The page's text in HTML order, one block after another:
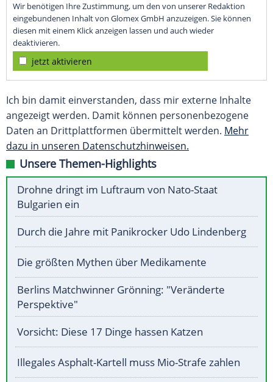
Wir benötigen Ihre Zustimmung, um den von unserer Redaktion
eingebundenen Inhalt von Glomex GmbH anzuzeigen. Sie können
diesen mit einem Klick anzeigen lassen und auch wieder
deaktivieren.
jetzt aktivieren
Ich bin damit einverstanden, dass mir externe Inhalte
angezeigt werden. Damit können personenbezogene
Daten an Drittplattformen übermittelt werden. Mehr
dazu in unseren Datenschutzhinweisen.
Unsere Themen-Highlights
Drohne dringt im Luftraum von Nato-Staat
Bulgarien ein
Durch die Jahre mit Panikrocker Udo Lindenberg
Die größten Mythen über Medikamente
Berlins Matchwinner Grönning: "Veränderte
Perspektive"
Vorsicht: Diese 17 Dinge hassen Katzen
Illegales Asphalt-Kartell muss Mio-Strafe zahlen